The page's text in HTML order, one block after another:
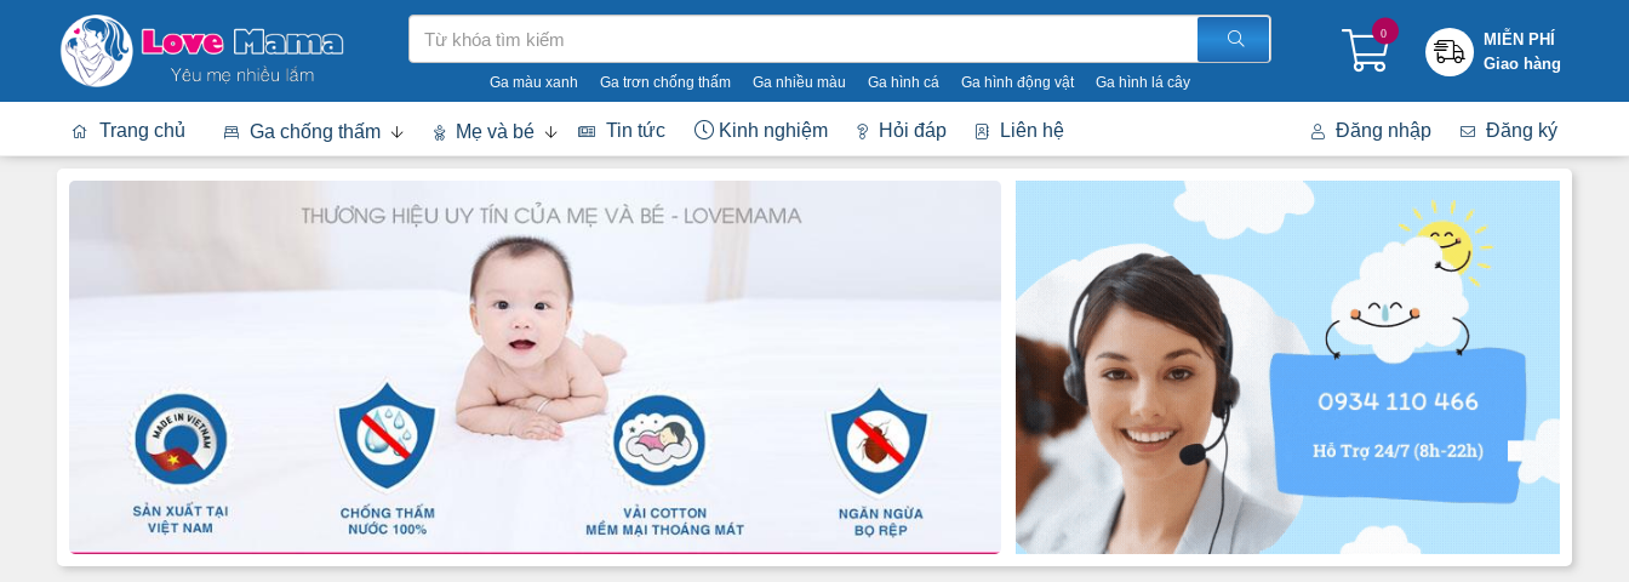
chống
thấm
LoveMama
Cotton
kiếm
Ga màu xanh Ga trơn chống thấm Ga nhiều màu Ga hình cá Ga hình động vật Ga hình lá cây
0
MIỄN PHÍ
Giao hàng
Trang chủ Ga chống thấm Mẹ và bé Tin tức Kinh nghiệm Hỏi đáp Liên hệ Đăng ký
Đăng nhập